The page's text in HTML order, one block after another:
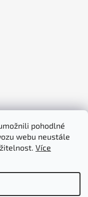
pohodlné
webu neustále
Více